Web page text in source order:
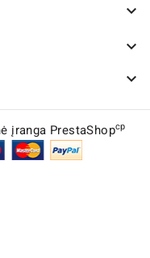



įranga PrestaShopcp